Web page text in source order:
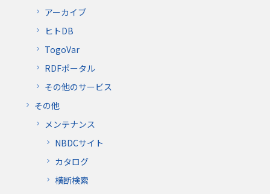
アーカイブ
ヒトDB
TogoVar
RDFポータル
その他のサービス
その他
メンテナンス
NBDCサイト
カタログ
横断検索